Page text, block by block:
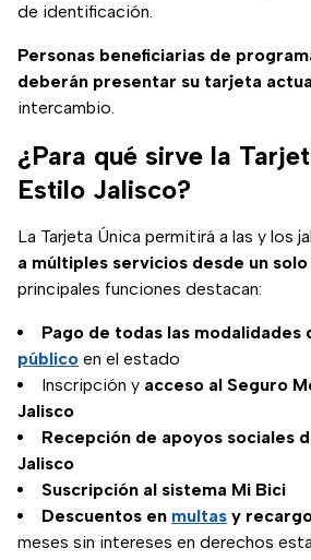
de identificación.
Personas beneficiarias de
deberán presentar su tarjeta
intercambio.
¿Para qué sirve la
Estilo Jalisco?
La Tarjeta Única permitirá a las y los
a múltiples servicios desde un
principales funciones destacan:
Pago de todas las modalidades
público en el estado
Inscripción y acceso al Seguro
Jalisco
Recepción de apoyos sociales
Jalisco
Suscripción al sistema Mi Bici
Descuentos en multas y
meses sin intereses en derechos